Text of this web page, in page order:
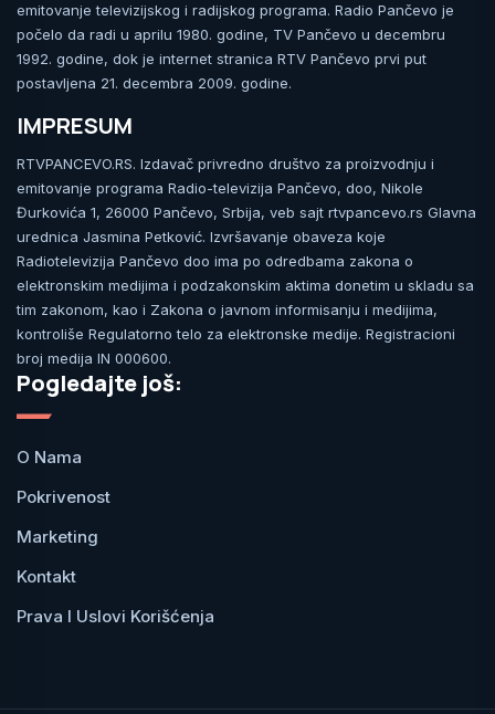
emitovanje televizijskog i radijskog programa. Radio Pančevo je
počelo da radi u aprilu 1980. godine, TV Pančevo u decembru
1992. godine, dok je internet stranica RTV Pančevo prvi put
postavljena 21. decembra 2009. godine.
IMPRESUM
RTVPANCEVO.RS. Izdavač privredno društvo za proizvodnju i
emitovanje programa Radio-televizija Pančevo, doo, Nikole
Đurkovića 1, 26000 Pančevo, Srbija, veb sajt rtvpancevo.rs Glavna
urednica Jasmina Petković. Izvršavanje obaveza koje
Radiotelevizija Pančevo doo ima po odredbama zakona o
elektronskim medijima i podzakonskim aktima donetim u skladu sa
tim zakonom, kao i Zakona o javnom informisanju i medijima,
kontroliše Regulatorno telo za elektronske medije. Registracioni
broj medija IN 000600.
Pogledajte još:
O Nama
Pokrivenost
Marketing
Kontakt
Prava I Uslovi Korišćenja